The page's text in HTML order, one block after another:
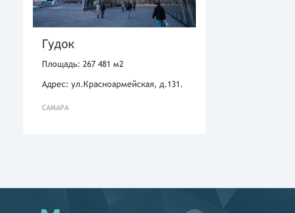
Гудок
Площадь: 267 481 м2
Адрес: ул.Красноармейская, д.131.
САМАРА